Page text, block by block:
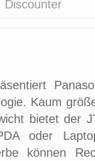
Discounter
Kaum
bietet der
oder
können